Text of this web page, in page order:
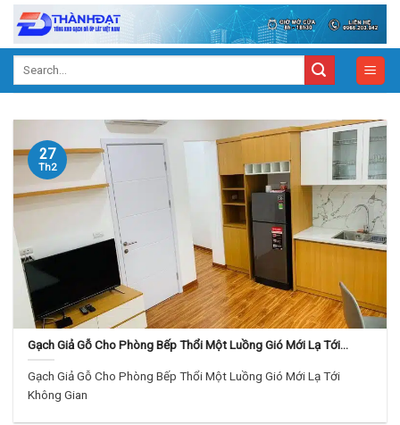
Skip
content
Gạch Giả Gỗ Cho Phòng Bếp Thổi Một Luồng Gió Mới Lạ Tới
Không Gian Bếp
Gạch Giả Gỗ Cho Phòng Bếp Thổi Một Luồng Gió Mới Lạ Tới
Không Gian
27
Th2